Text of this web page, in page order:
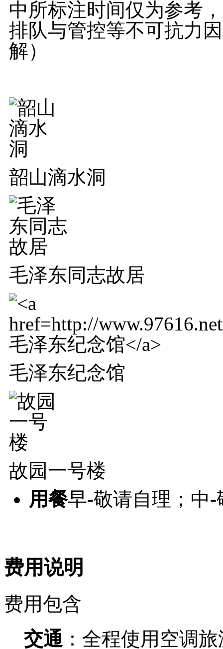
中所标注时间仅为参考
排队与管控等不可抗力
解）
韶山滴水洞
毛泽东同志故居
毛泽东纪念馆
故园一号楼
用餐早-敬请自理；中
费用说明
费用包含
交通 ：全程使用空调